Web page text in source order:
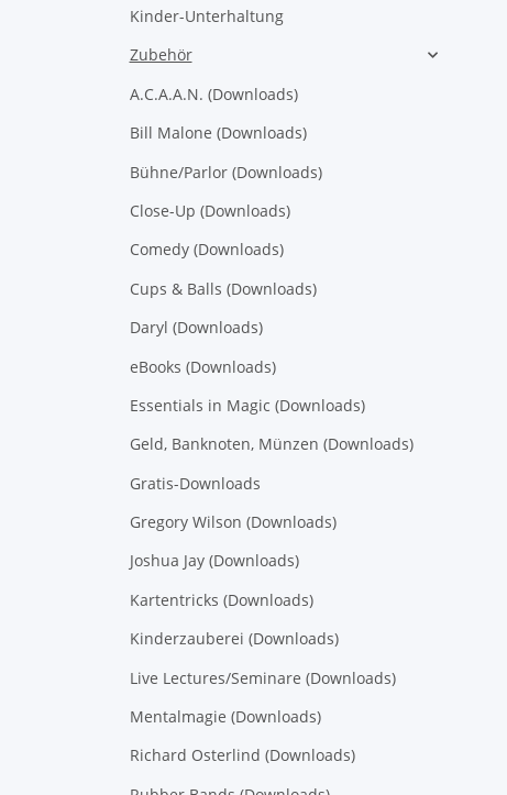
Kinder-Unterhaltung
Zubehör
A.C.A.A.N. (Downloads)
Bill Malone (Downloads)
Bühne/Parlor (Downloads)
Close-Up (Downloads)
Comedy (Downloads)
Cups & Balls (Downloads)
Daryl (Downloads)
eBooks (Downloads)
Essentials in Magic (Downloads)
Geld, Banknoten, Münzen (Downloads)
Gratis-Downloads
Gregory Wilson (Downloads)
Joshua Jay (Downloads)
Kartentricks (Downloads)
Kinderzauberei (Downloads)
Live Lectures/Seminare (Downloads)
Mentalmagie (Downloads)
Richard Osterlind (Downloads)